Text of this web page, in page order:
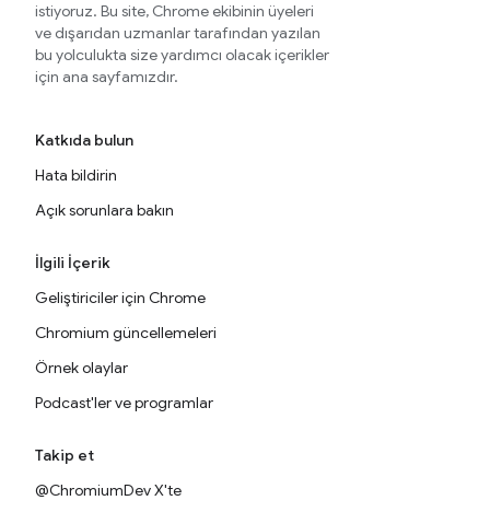
istiyoruz. Bu site, Chrome ekibinin üyeleri
ve dışarıdan uzmanlar tarafından yazılan
bu yolculukta size yardımcı olacak içerikler
için ana sayfamızdır.
Katkıda bulun
Hata bildirin
Açık sorunlara bakın
İlgili İçerik
Geliştiriciler için Chrome
Chromium güncellemeleri
Örnek olaylar
Podcast'ler ve programlar
Takip et
@ChromiumDev X'te